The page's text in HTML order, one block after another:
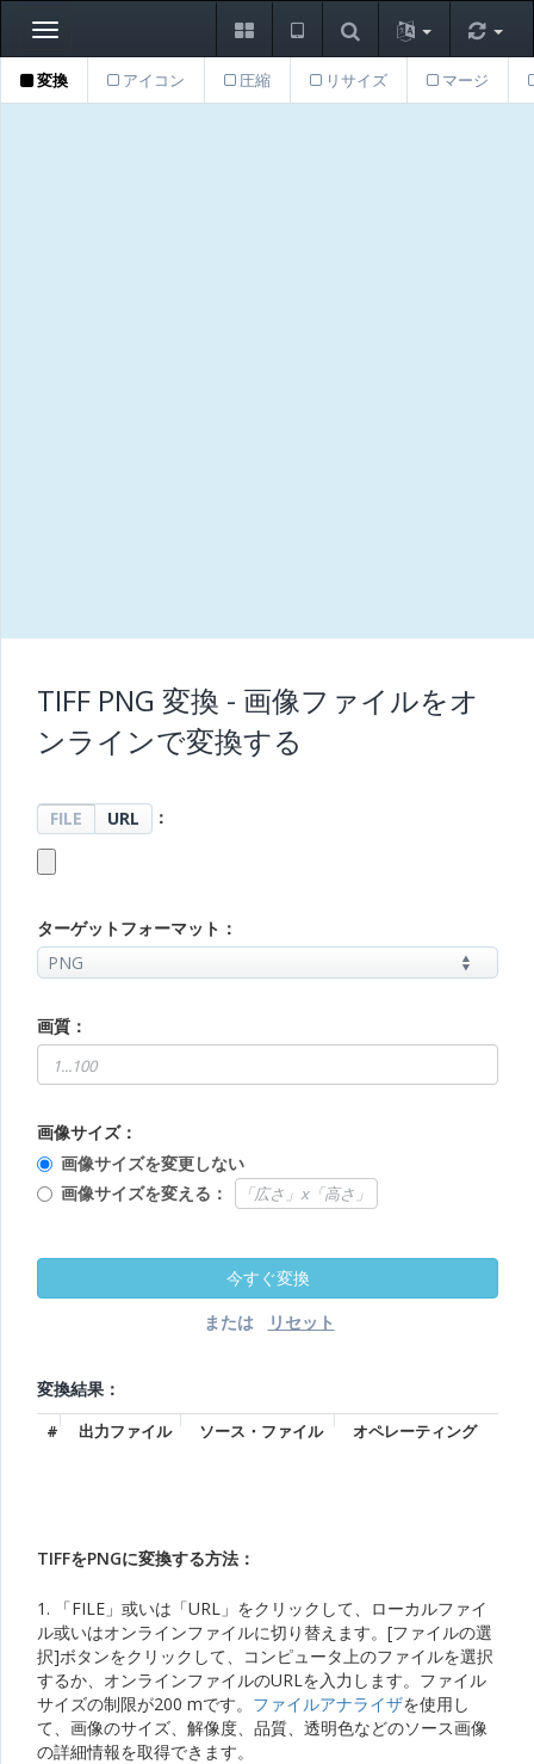
Toggle
navigation
変換 アイコン 圧縮 リサイズ マージ
TIFF PNG 変換 - 画像ファイルをオ
ンラインで変換する
FILE URL ：
ターゲットフォーマット：
画質：
画像サイズ：
画像サイズを変更しない
画像サイズを変える：
または
変換結果：
# 出力ファイル ソース・ファイル オペレーティング
TIFFをPNGに変換する方法：
1. 「FILE」或いは「URL」をクリックして、ローカルファイ
ル或いはオンラインファイルに切り替えます。[ファイルの選
択]ボタンをクリックして、コンピュータ上のファイルを選択
するか、オンラインファイルのURLを入力します。ファイル
サイズの制限が200 mです。 ファイルアナライザを使用し
て、画像のサイズ、解像度、品質、透明色などのソース画像
の詳細情報を取得できます。